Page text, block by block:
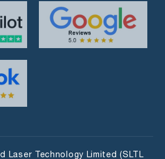
Laser Technology Limited (SLTL